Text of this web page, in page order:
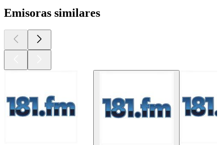
Emisoras similares